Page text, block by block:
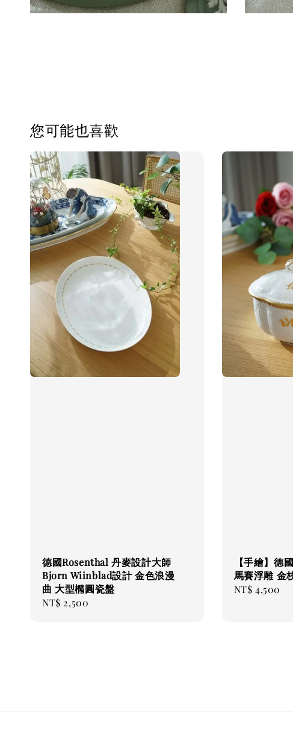
您可能也喜歡
德國Rosenthal 丹麥設計大師
Bjorn Wiinblad設計 金色浪漫
曲 大型橢圓瓷盤
Regular
NT$ 2,500
【手繪】德
馬賽浮雕 金
Regular
NT$ 4,500